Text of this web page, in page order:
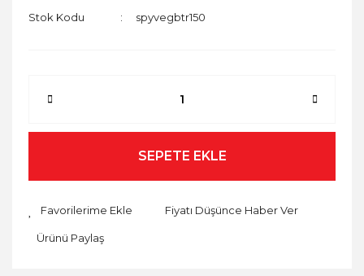
Stok Kodu spyvegbtr150
SEPETE EKLE
Fiyatı Düşünce Haber Ver
Ürünü Paylaş